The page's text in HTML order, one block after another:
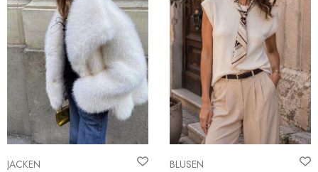
JACKEN BLUSEN